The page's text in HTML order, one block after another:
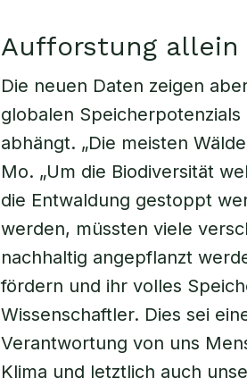
Aufforstung
Die neuen Daten zeigen
globalen
abhängt. „Die meisten
Mo. „Um die Biodiversität
die Entwaldung gestoppt
werden, müssten viele
nachhaltig angepflanzt
fördern und ihr volles
Wissenschaftler. Dies sei
Verantwortung von uns
Klima und letztlich auch